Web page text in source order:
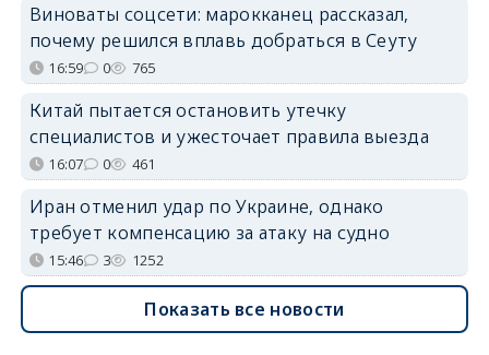
Виноваты соцсети: марокканец рассказал,
почему решился вплавь добраться в Сеуту
16:59 0 765
Китай пытается остановить утечку
специалистов и ужесточает правила выезда
16:07 0 461
Иран отменил удар по Украине, однако
требует компенсацию за атаку на судно
15:46 3 1252
Показать все новости